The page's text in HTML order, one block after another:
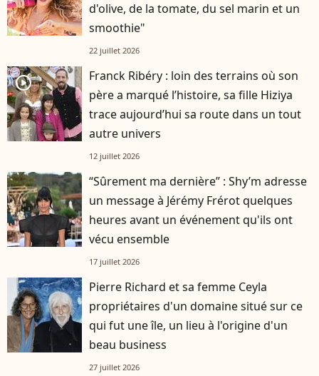
d'olive, de la tomate, du sel marin et un
smoothie"
22 juillet 2026
player2
Franck Ribéry : loin des terrains où son
père a marqué l’histoire, sa fille Hiziya
trace aujourd’hui sa route dans un tout
autre univers
12 juillet 2026
“Sûrement ma dernière” : Shy’m adresse
un message à Jérémy Frérot quelques
heures avant un événement qu'ils ont
vécu ensemble
17 juillet 2026
Pierre Richard et sa femme Ceyla
propriétaires d'un domaine situé sur ce
qui fut une île, un lieu à l'origine d'un
beau business
27 juillet 2026